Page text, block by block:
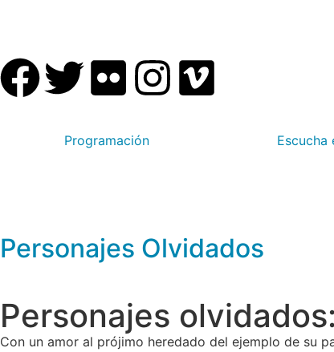
Programación Escucha
Personajes Olvidados
Personajes
Con un amor al prójimo heredado del ejemplo de su